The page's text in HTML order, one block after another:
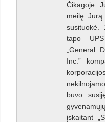
Čikagoje
meilę
susituokė.
tapo
„General
Inc.”
buvo
įskaitant